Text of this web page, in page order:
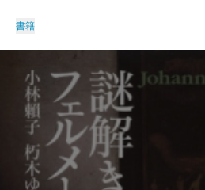
書籍